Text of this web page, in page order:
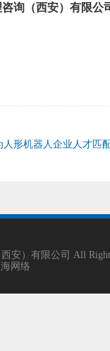
询（西安）有限公
人形机器人企业人才匹
安）有限公司 All
网络